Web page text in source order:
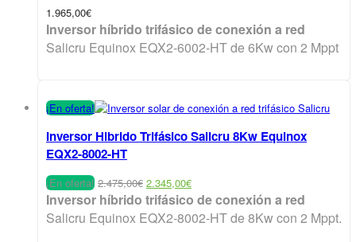
1.965,00€
Inversor híbrido trifásico de conexión a red
Salicru Equinox EQX2-6002-HT de 6Kw con 2 Mppt
¡En oferta!
Inversor Hibrido Trifásico Salicru 8Kw Equinox
EQX2-8002-HT
¡En oferta! 2.475,00€ El
precio
original
era:
2.345,00€El
precio
actual
es:
Inversor híbrido trifásico de conexión a red
Salicru Equinox EQX2-8002-HT de 8Kw con 2 Mppt.